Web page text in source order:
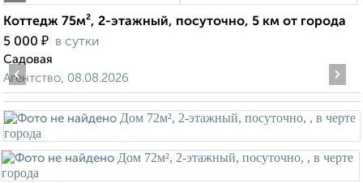
Коттедж 75м², 2-этажный, посуточно, 5 км от города
5 000 ₽ в сутки
Садовая
Агентство, 08.08.2026
‹ ›